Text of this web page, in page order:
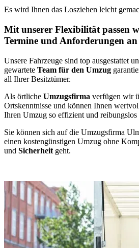
Es wird Ihnen das Losziehen leicht
Mit unserer Flexibilität passen
Termine und Anforderungen an
Unsere Fahrzeuge sind top ausgestattet
gewartete Team für den Umzug
all Ihrer Besitztümer.
Als örtliche Umzugsfirma verfügen wir
Ortskenntnisse und können Ihnen
Ihren Umzug so effizient und
Sie können sich auf die Umzugsfirma
einen kostengünstigen Umzug ohne
und Sicherheit geht.